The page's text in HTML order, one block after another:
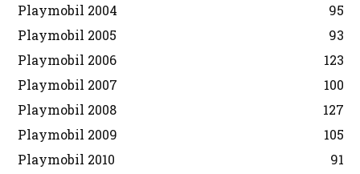
Playmobil 2004
95
Playmobil 2005
93
Playmobil 2006
123
Playmobil 2007
100
Playmobil 2008
127
Playmobil 2009
105
Playmobil 2010
91